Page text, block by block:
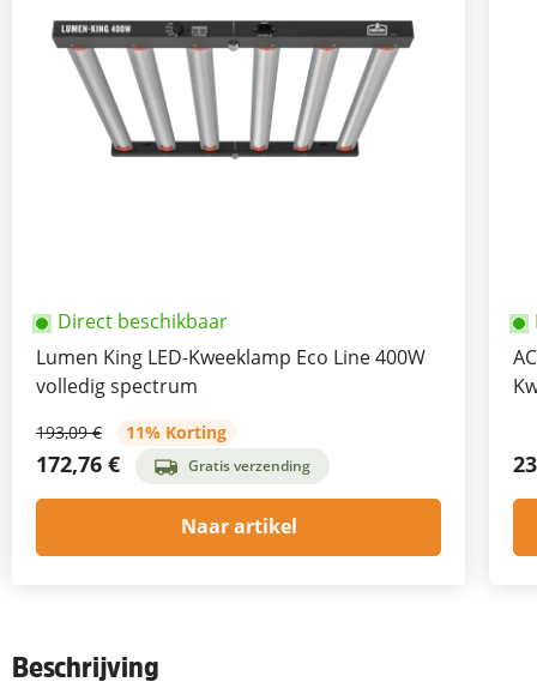
Direct beschikbaar
Lumen King LED-Kweeklamp Eco Line 400W
volledig spectrum
193,09 € 11% Korting
172,76 € Gratis verzending
Naar artikel
Beschrijving